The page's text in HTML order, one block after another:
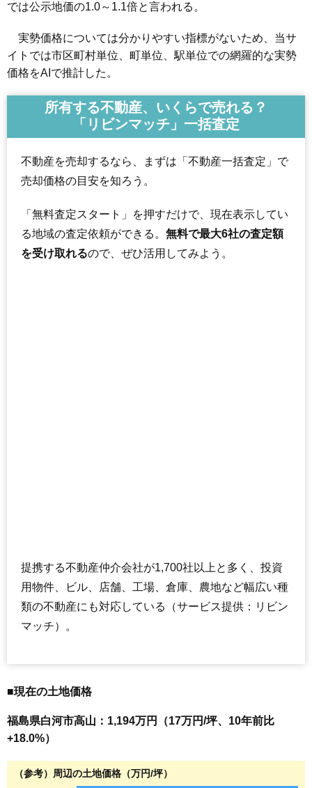
では公示地価の1.0～1.1倍と言われる。
実勢価格については分かりやすい指標がないため、当サ
イトでは市区町村単位、町単位、駅単位での網羅的な実勢
価格をAIで推計した。
所有する不動産、いくらで売れる？
「リビンマッチ」一括査定
不動産を売却するなら、まずは「不動産一括査定」で
売却価格の目安を知ろう。
「無料査定スタート」を押すだけで、現在表示してい
る地域の査定依頼ができる。 無料で最大6社の査定額
を受け取れるので、ぜひ活用してみよう。
提携する不動産仲介会社が1,700社以上と多く、投資
用物件、ビル、店舗、工場、倉庫、農地など幅広い種
類の不動産にも対応している（サービス提供：リビン
マッチ）。
■現在の土地価格
福島県白河市高山：1,194万円（17万円/坪、10年前比
+18.0%）
（参考）周辺の土地価格（万円/坪）